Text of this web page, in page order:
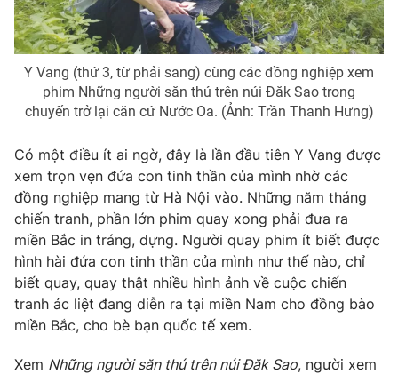
Y Vang (thứ 3, từ phải sang) cùng các đồng nghiệp xem
phim Những người săn thú trên núi Đăk Sao trong
chuyến trở lại căn cứ Nước Oa. (Ảnh: Trần Thanh Hưng)
Có một điều ít ai ngờ, đây là lần đầu tiên Y Vang được
xem trọn vẹn đứa con tinh thần của mình nhờ các
đồng nghiệp mang từ Hà Nội vào. Những năm tháng
chiến tranh, phần lớn phim quay xong phải đưa ra
miền Bắc in tráng, dựng. Người quay phim ít biết được
hình hài đứa con tinh thần của mình như thế nào, chỉ
biết quay, quay thật nhiều hình ảnh về cuộc chiến
tranh ác liệt đang diễn ra tại miền Nam cho đồng bào
miền Bắc, cho bè bạn quốc tế xem.
Xem Những người săn thú trên núi Đăk Sao, người xem